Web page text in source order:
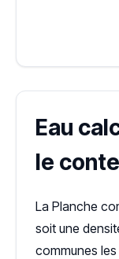
Eau
le
La Planche
soit une
communes